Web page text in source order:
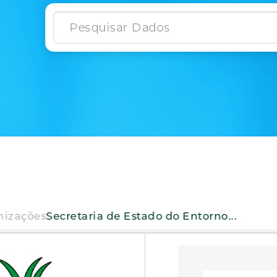
Secretaria de Estado do Entorno...